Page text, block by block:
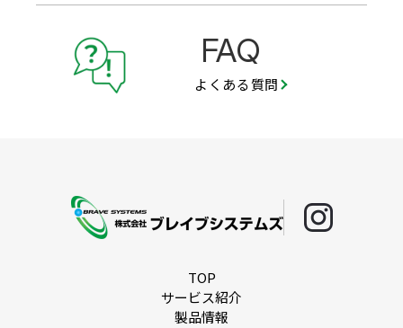
FAQ
よくある質問
TOP
サービス紹介
製品情報